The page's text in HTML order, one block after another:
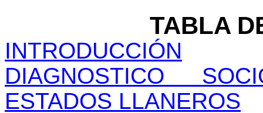
TABLA
INTRODUCCIÓN
DIAGNOSTICO
ESTADOS LLANEROS